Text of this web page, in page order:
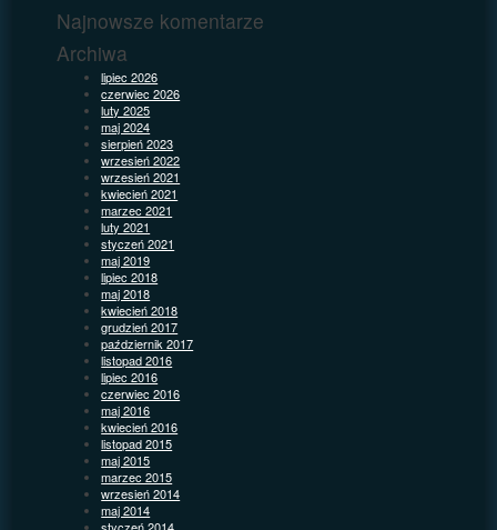
Najnowsze komentarze
Archiwa
lipiec 2026
czerwiec 2026
luty 2025
maj 2024
sierpień 2023
wrzesień 2022
wrzesień 2021
kwiecień 2021
marzec 2021
luty 2021
styczeń 2021
maj 2019
lipiec 2018
maj 2018
kwiecień 2018
grudzień 2017
październik 2017
listopad 2016
lipiec 2016
czerwiec 2016
maj 2016
kwiecień 2016
listopad 2015
maj 2015
marzec 2015
wrzesień 2014
maj 2014